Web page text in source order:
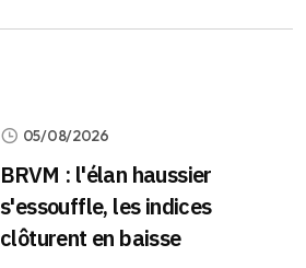
05/08/2026
BRVM : l'élan haussier
s'essouffle, les indices
clôturent en baisse